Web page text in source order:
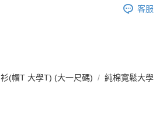
客服
(帽T 大學T) (大一尺碼)
純棉寬鬆大學